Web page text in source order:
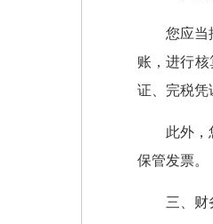
您应当
账，进行
证、完税凭
此外，
保管发票。
三、财